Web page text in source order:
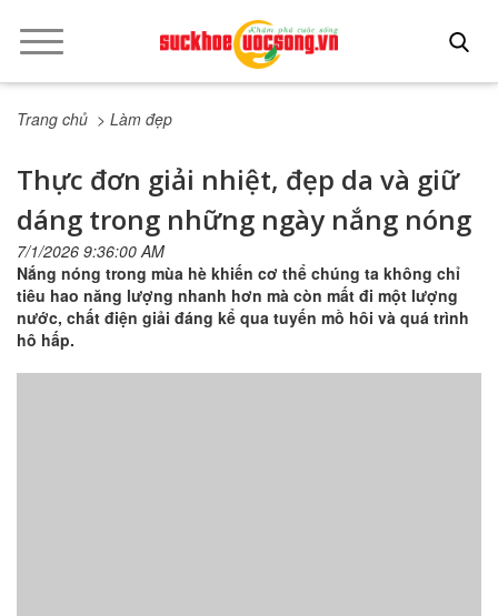
Trang chủ > Làm đẹp
Thực đơn giải nhiệt, đẹp da và giữ
dáng trong những ngày nắng nóng
7/1/2026 9:36:00 AM
Nắng nóng trong mùa hè khiến cơ thể chúng ta không chỉ
tiêu hao năng lượng nhanh hơn mà còn mất đi một lượng
nước, chất điện giải đáng kể qua tuyến mồ hôi và quá trình
hô hấp.